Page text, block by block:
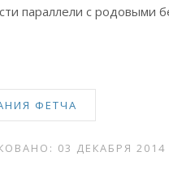
параллели с родовыми
ФЕТЧА
03 ДЕКАБРЯ 2014